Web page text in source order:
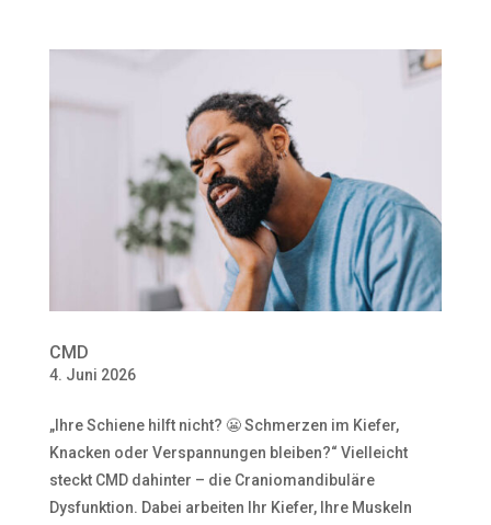
CMD
4. Juni 2026
„Ihre Schiene hilft nicht? 😬 Schmerzen im Kiefer,
Knacken oder Verspannungen bleiben?“ Vielleicht
steckt CMD dahinter – die Craniomandibuläre
Dysfunktion. Dabei arbeiten Ihr Kiefer, Ihre Muskeln